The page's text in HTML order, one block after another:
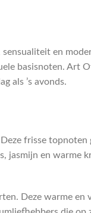
en
basisnoten. Art
als ’s avonds.
frisse topnoten
en warme
Deze warme en